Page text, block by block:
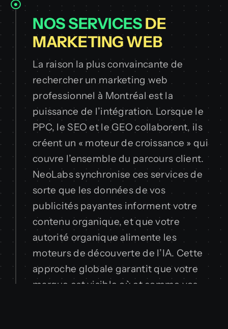
NOS SERVICESDE
MARKETING WEB
La raison la plus convaincante de
rechercher un marketing web
professionnel à Montréal est la
puissance de l’intégration. Lorsque le
PPC, le SEO et le GEO collaborent, ils
créent un « moteur de croissance » qui
couvre l’ensemble du parcours client.
NeoLabs synchronise ces services de
sorte que les données de vos
publicités payantes informent votre
contenu organique, et que votre
autorité organique alimente les
moteurs de découverte de l’IA. Cette
approche globale garantit que votre
marque est visible où et comme vos